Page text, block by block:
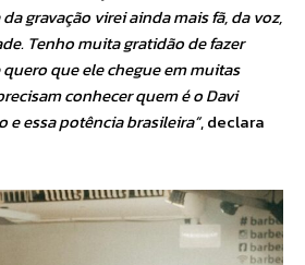
gravação virei ainda mais fã, da voz,
Tenho muita gratidão de fazer
que ele chegue em muitas
conhecer quem é o Davi
e essa potência brasileira”, declara